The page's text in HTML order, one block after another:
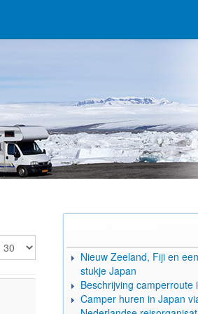
#
Nieuw Zeeland, Fiji en
stukje Japan
Beschrijving camperroute
Camper huren in Japan